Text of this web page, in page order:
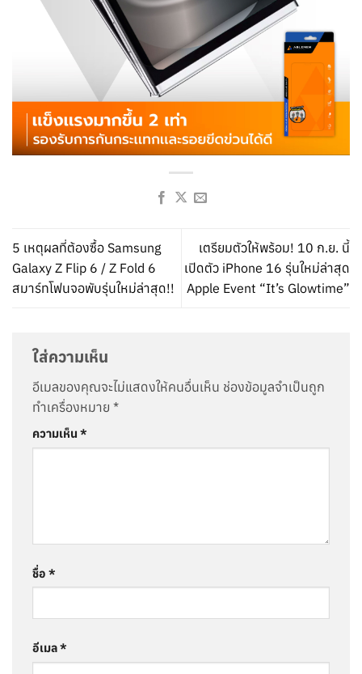
5 เหตุผลที่ต้องซื้อ Samsung
Galaxy Z Flip 6 / Z Fold 6
สมาร์ทโฟนจอพับรุ่นใหม่ล่าสุด!!
เตรียมตัวให้พร้อม! 10 ก.ย. นี้
เปิดตัว iPhone 16 รุ่นใหม่ล่าสุด
Apple Event “It’s Glowtime”
ใส่ความเห็น
อีเมลของคุณจะไม่แสดงให้คนอื่นเห็น ช่องข้อมูลจำเป็นถูก
ทำเครื่องหมาย *
ความเห็น *
ชื่อ *
อีเมล*